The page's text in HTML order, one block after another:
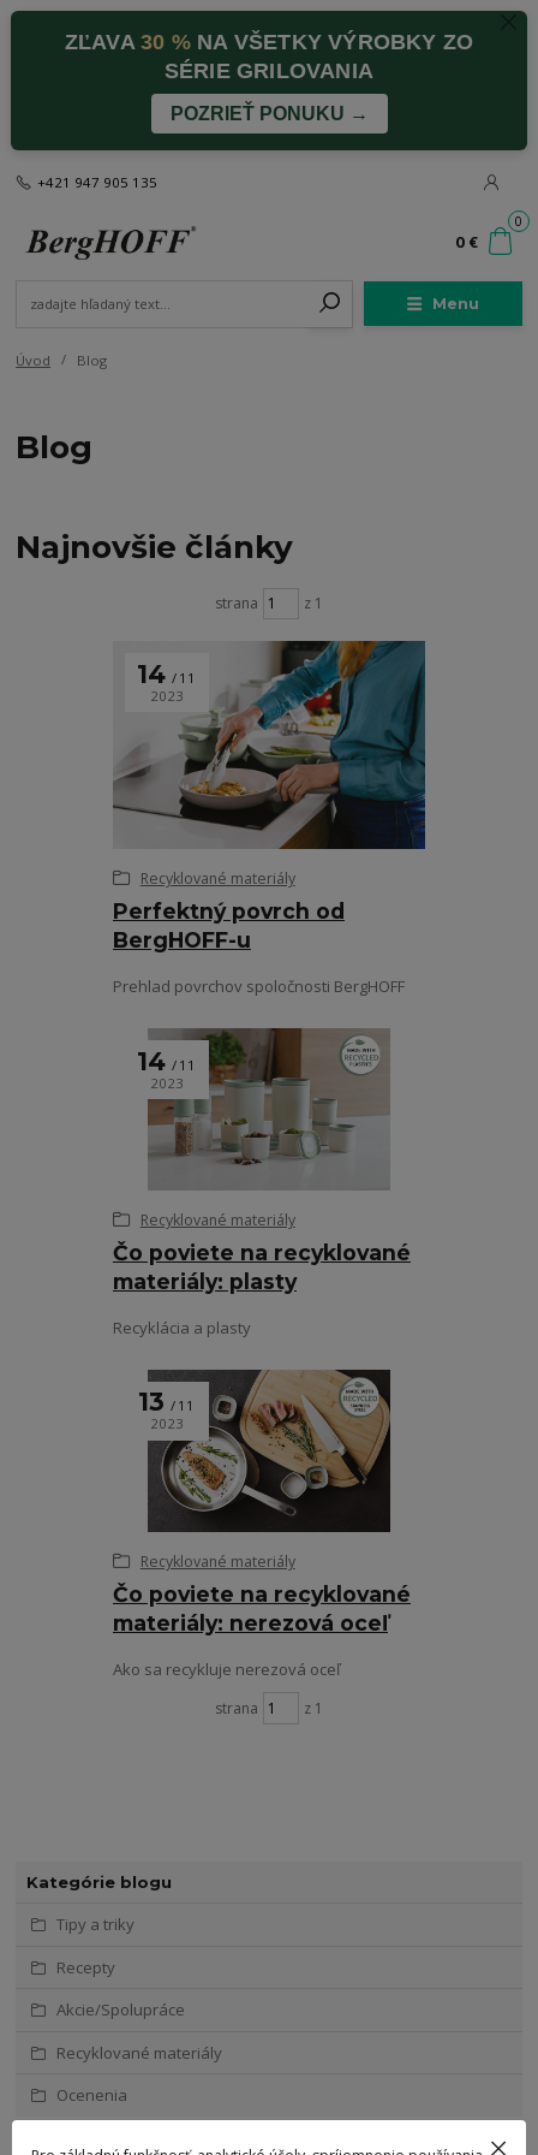
ZĽAVA30 %NA VŠETKY VÝROBKY ZO
SÉRIE GRILOVANIA
POZRIEŤ PONUKU →
Menu
+421 947 905 135
0
0 €
Úvod Blog
Kategórie blogu
Tipy a triky
Recepty
Akcie/Spolupráce
Recyklované materiály
Ocenenia
Blog
Najnovšie články
strana z 1
Perfektný povrch od
BergHOFF-u
14
11
2023
Recyklované materiály
Prehlad povrchov spoločnosti BergHOFF
Čo poviete na recyklované
materiály: plasty
14
11
2023
Recyklované materiály
Recyklácia a plasty
Čo poviete na recyklované
materiály: nerezová oceľ
13
11
2023
Recyklované materiály
Ako sa recykluje nerezová oceľ
strana z 1